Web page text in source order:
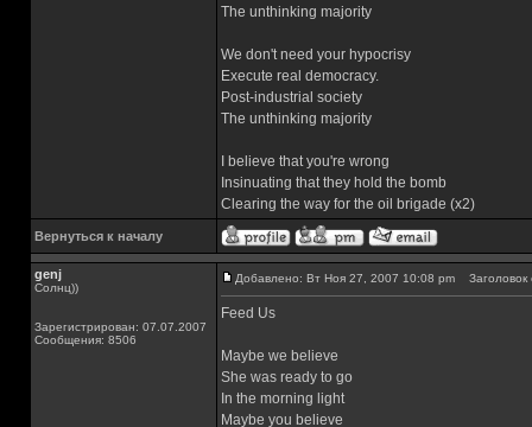
The unthinking majority
We don't need your hypocrisy
Execute real democracy.
Post-industrial society
The unthinking majority
I believe that you're wrong
Insinuating that they hold the bomb
Clearing the way for the oil brigade (x2)
Вернуться к началу
genj
Солнц))
Зарегистрирован: 07.07.2007
Сообщения: 8506
Добавлено: Вт Ноя 27, 2007 10:08 pm Заголовок
Feed Us
Maybe we believe
She was ready to go
In the morning light
Maybe you believe